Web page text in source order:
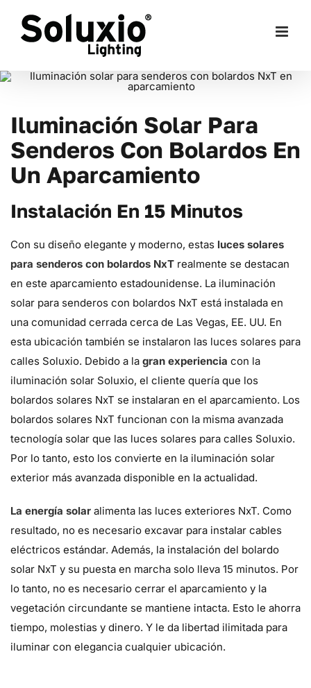
Iluminación Solar Para
Senderos Con Bolardos En
Un Aparcamiento
Instalación En 15 Minutos
Con su diseño elegante y moderno, estas luces solares
para senderos con bolardos NxT realmente se destacan
en este aparcamiento estadounidense. La iluminación
solar para senderos con bolardos NxT está instalada en
una comunidad cerrada cerca de Las Vegas, EE. UU. En
esta ubicación también se instalaron las luces solares para
calles Soluxio. Debido a la gran experiencia con la
iluminación solar Soluxio, el cliente quería que los
bolardos solares NxT se instalaran en el aparcamiento. Los
bolardos solares NxT funcionan con la misma avanzada
tecnología solar que las luces solares para calles Soluxio.
Por lo tanto, esto los convierte en la iluminación solar
exterior más avanzada disponible en la actualidad.
La energía solar alimenta las luces exteriores NxT. Como
resultado, no es necesario excavar para instalar cables
eléctricos estándar. Además, la instalación del bolardo
solar NxT y su puesta en marcha solo lleva 15 minutos. Por
lo tanto, no es necesario cerrar el aparcamiento y la
vegetación circundante se mantiene intacta. Esto le ahorra
tiempo, molestias y dinero. Y le da libertad ilimitada para
iluminar con elegancia cualquier ubicación.